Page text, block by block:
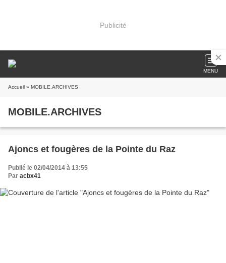
Publicité
MENU
Accueil » MOBILE.ARCHIVES
MOBILE.ARCHIVES
Ajoncs et fougères de la Pointe du Raz
Publié le 02/04/2014 à 13:55
Par acbx41